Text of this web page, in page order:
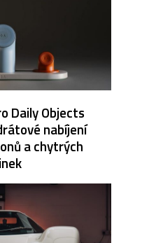
Daily Objects
nabíjení
a chytrých